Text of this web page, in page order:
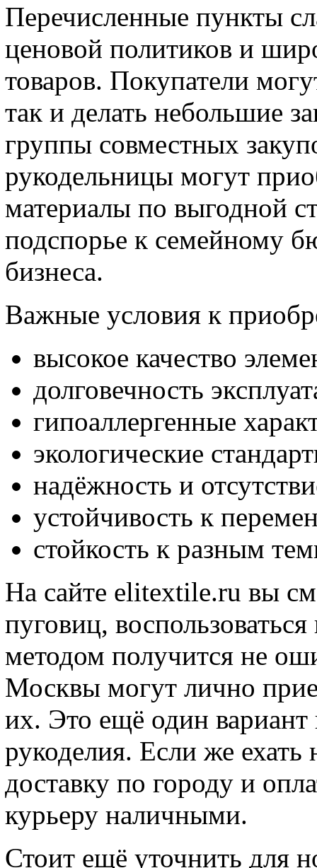
Перечисленные пункты
ценовой политиков и
товаров. Покупатели
так и делать небольшие
группы совместных
рукодельницы могут
материалы по выгодной
подспорье к семейному
бизнеса.
Важные условия к
высокое качество
долговечность
гипоаллергенные
экологические
надёжность и
устойчивость к
стойкость к разным
На сайте elitextile.ru вы
пуговиц,
методом получится не
Москвы могут лично
их. Это ещё один вариант
рукоделия. Если же ехать
доставку по городу и
курьеру наличными.
Стоит ещё уточнить для